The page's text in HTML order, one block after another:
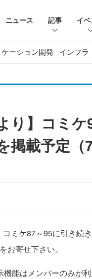
ニュース 記事 イ
ーション開発 インフラ
り】コミ
掲載予定（
ミケ87～95に引き続
お寄せ下さい。
能はメンバーのみが利